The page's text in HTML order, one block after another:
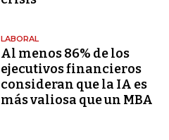
LABORAL
Al menos 86% de los
ejecutivos financieros
consideran que la IA es
más valiosa que un MBA